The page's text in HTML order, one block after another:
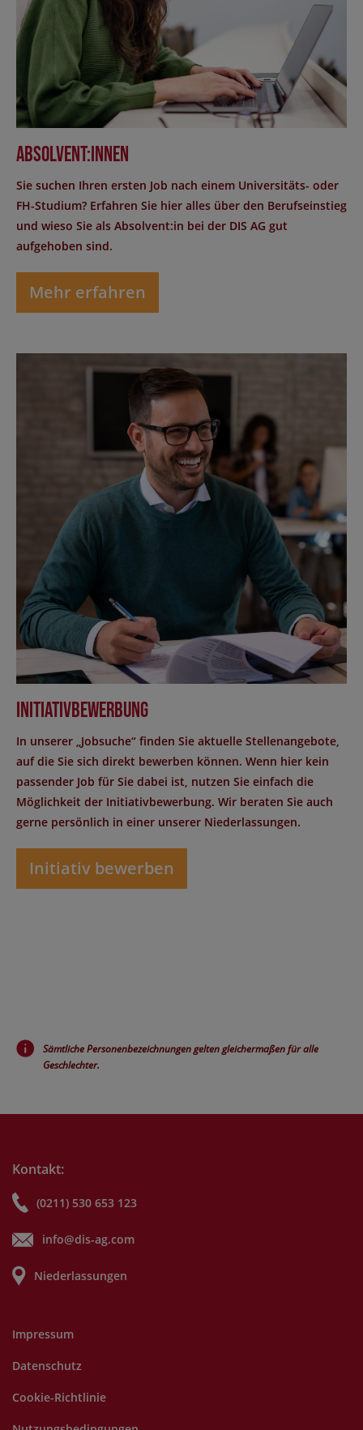
Absolvent:innen
Sie suchen Ihren ersten Job nach einem Universitäts- oder
FH-Studium? Erfahren Sie hier alles über den Berufseinstieg
und wieso Sie als Absolvent:in bei der DIS AG gut
aufgehoben sind.
Mehr erfahren
Initiativbewerbung
In unserer „Jobsuche“ finden Sie aktuelle Stellenangebote,
auf die Sie sich direkt bewerben können. Wenn hier kein
passender Job für Sie dabei ist, nutzen Sie einfach die
Möglichkeit der Initiativbewerbung. Wir beraten Sie auch
gerne persönlich in einer unserer Niederlassungen.
Initiativ bewerben
Sämtliche Personenbezeichnungen gelten gleichermaßen für alle
Geschlechter.
Kontakt:
(0211) 530 653 123
info@dis-ag.com
Niederlassungen
Impressum
Datenschutz
Cookie-Richtlinie